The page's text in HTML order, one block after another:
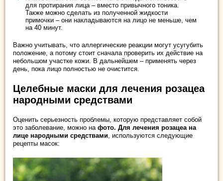
для протирания лица – вместо привычного тоника.
Также можно сделать из полученной жидкости
примочки – они накладываются на лицо не меньше, чем
на 40 минут.
Важно учитывать, что аллергические реакции могут усугубить
положение, а потому стоит сначала проверить их действие на
небольшом участке кожи. В дальнейшем – применять через
день, пока лицо полностью не очистится.
Целебные маски для лечения розацеа
народными средствами
Оценить серьезность проблемы, которую представляет собой
это заболевание, можно на фото. Для лечения розацеа на
лице народными средствами, используются следующие
рецепты масок: